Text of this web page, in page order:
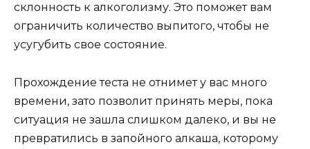
склонность к алкоголизму. Это поможет вам
ограничить количество выпитого, чтобы не
усугубить свое состояние.
Прохождение теста не отнимет у вас много
времени, зато позволит принять меры, пока
ситуация не зашла слишком далеко, и вы не
превратились в запойного алкаша, которому